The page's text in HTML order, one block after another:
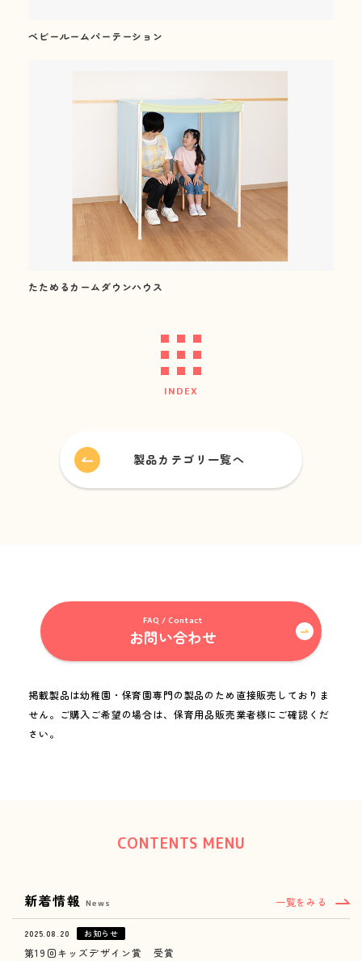
製品紹介
最新版
カタログダウンロード
(幼保用・学童保育用)
新着情報
ビジネスパートナー募集
Business partner
お問い合わせ
ベビールームパーテーション
INDEX
たためるカームダウンハウス
製品カテゴリ一覧へ
FAQ / Contact
お問い合わせ
掲載製品は幼稚園・保育園専門の製品のため直接販売しておりま
せん。 ご購入ご希望の場合は、保育用品販売業者様にご確認くだ
さい。
CONTENTS MENU
新着情報 News 一覧をみる
2025.08.20 お知らせ
第19回キッズデザイン賞 受賞